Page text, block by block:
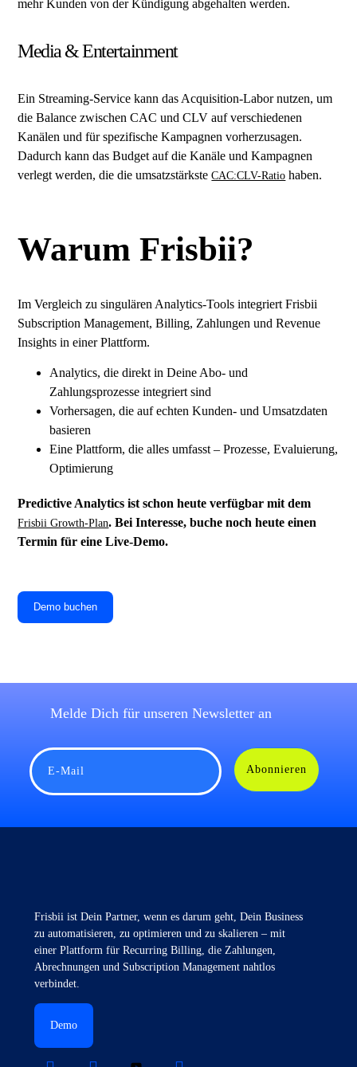
mehr Kunden von der Kündigung abgehalten werden.
Media & Entertainment
Ein Streaming-Service kann das Acquisition-Labor nutzen, um
die Balance zwischen CAC und CLV auf verschiedenen
Kanälen und für spezifische Kampagnen vorherzusagen.
Dadurch kann das Budget auf die Kanäle und Kampagnen
verlegt werden, die die umsatzstärksteCAC:CLV-Ratio haben.
Warum Frisbii?
Im Vergleich zu singulären Analytics-Tools integriert Frisbii
Subscription Management, Billing, Zahlungen und Revenue
Insights in einer Plattform.
Analytics, die direkt in Deine Abo- und
Zahlungsprozesse integriert sind
Vorhersagen, die auf echten Kunden- und Umsatzdaten
basieren
Eine Plattform, die alles umfasst – Prozesse, Evaluierung,
Optimierung
Predictive Analytics ist schon heute verfügbar mit dem
Frisbii Growth-Plan. Bei Interesse, buche noch heute einen
Termin für eine Live-Demo.
Demo buchen
Melde Dich für unseren Newsletter an
E-Mail Abonnieren
Frisbii ist Dein Partner, wenn es darum geht, Dein Business
zu automatisieren, zu optimieren und zu skalieren – mit
einer Plattform für Recurring Billing, die Zahlungen,
Abrechnungen und Subscription Management nahtlos
verbindet.
Demo